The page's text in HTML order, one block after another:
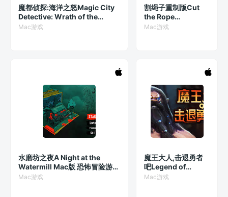
魔都侦探:海洋之怒Magic City
Detective: Wrath of the
Ocean Collector’s Edition
Mac游戏
割绳子重制版Cut
the Rope
Remastered Mac版
Mac游戏
水磨坊之夜A Night at the
Watermill Mac版 恐怖冒险游戏
v1.0.794(2024.0118.212323)
Mac游戏
魔王大人,击退勇者
吧Legend of
Keepers Mac版 地
Mac游戏